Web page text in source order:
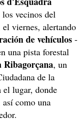
vecinos del
viernes, alertando
de vehículos -
una pista forestal
Ribagorçana, un
de la
el lugar, donde
como una